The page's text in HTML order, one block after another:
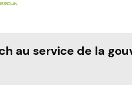
au service de la